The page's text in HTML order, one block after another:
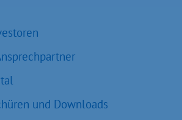
und Downloads